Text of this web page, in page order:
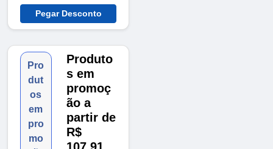
Pegar Desconto
Pro
dut
os
em
pro
mo
Produto
s em
promoç
ão a
partir de
R$